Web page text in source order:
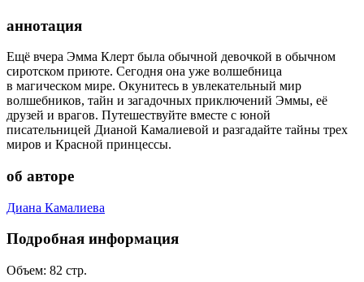
аннотация
Ещё вчера Эмма Клерт была обычной девочкой в обычном
сиротском приюте. Сегодня она уже волшебница
в магическом мире. Окунитесь в увлекательный мир
волшебников, тайн и загадочных приключений Эммы, её
друзей и врагов. Путешествуйте вместе с юной
писательницей Дианой Камалиевой и разгадайте тайны трех
миров и Красной принцессы.
об авторе
Диана Камалиева
Подробная информация
Объем: 82 стр.